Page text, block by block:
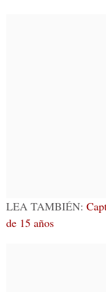
LEA TAMBIÉN:
de 15 años